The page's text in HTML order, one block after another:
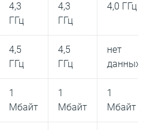
4,3
ГГц
4,3
ГГц
4,0 ГГц
4,5
ГГц
4,5
ГГц
нет
данных
1
Мбайт
1
Мбайт
1
Мбайт